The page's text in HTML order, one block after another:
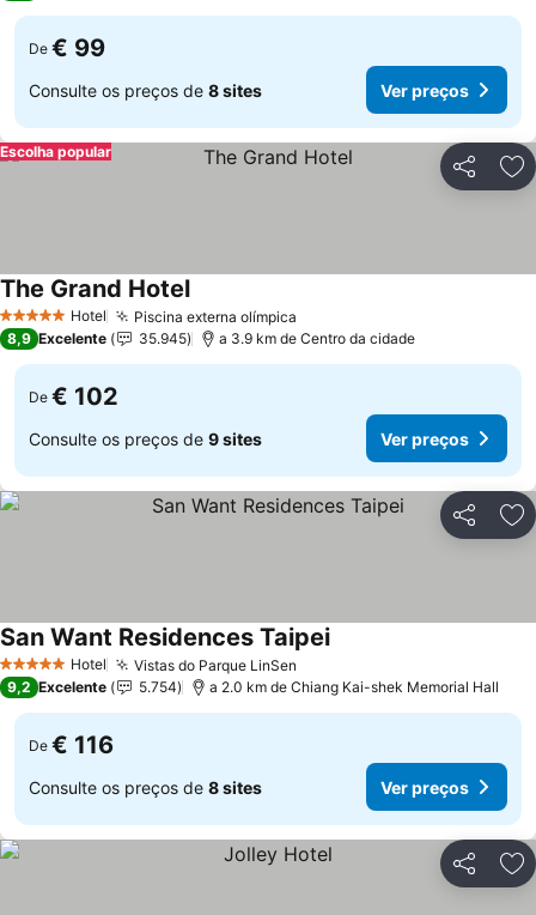
De € 99
Consulte os preços de 8 sites Ver preços
Partilhar
Escolha popular
5 Estrelas Hotel Piscina externa olímpica
The Grand Hotel
8,9 Excelente 35.945 a 3.9 km de Centro da cidade
De € 102
Consulte os preços de 9 sites Ver preços
Partilhar
5 Estrelas Hotel Vistas do Parque LinSen
San Want Residences Taipei
9,2 Excelente 5.754 a 2.0 km de Chiang Kai-shek Memorial Hall
De € 116
Consulte os preços de 8 sites Ver preços
Partilhar